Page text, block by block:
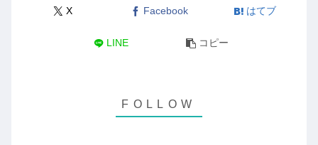
X Facebook はてブ
LINE コピー